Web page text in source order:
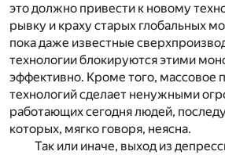
это должно привести к новому
рывку и краху старых глобальных
пока даже известные
технологии блокируются этими
эффективно. Кроме того, массовое
технологий сделает ненужными
работающих сегодня людей,
которых, мягко говоря, неясна.
Так или иначе, выход из